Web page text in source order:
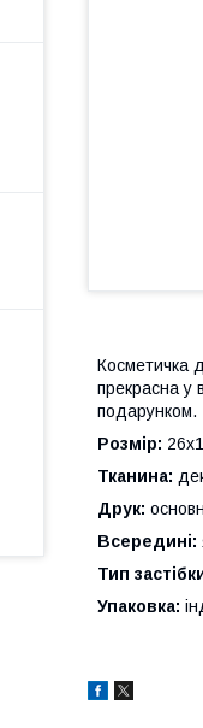
Косметичка
прекрасна у
подарунком.
Розмір:
Тканина:
Друк:
Всередині:
Тип
Упаковка: